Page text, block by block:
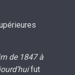
de 1847 à
fut